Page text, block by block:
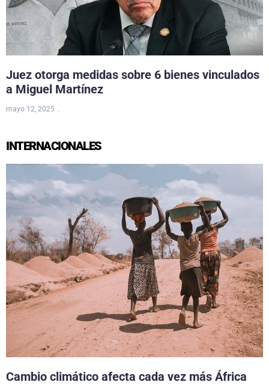
Juez otorga medidas sobre 6 bienes vinculados
a Miguel Martínez
mayo 12, 2025
INTERNACIONALES
Cambio climático afecta cada vez más África